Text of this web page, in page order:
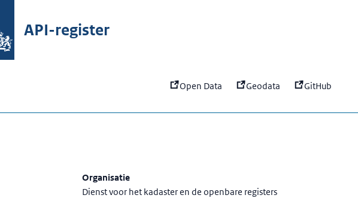
API-register:
Open Data Geodata GitHub
Organisatie
Dienst voor het kadaster en de openbare registers